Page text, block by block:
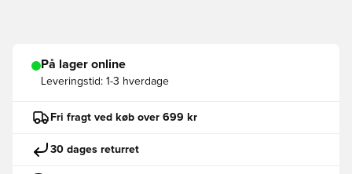
På lager online
Leveringstid: 1-3 hverdage
Fri fragt ved køb over 699 kr
30 dages returret